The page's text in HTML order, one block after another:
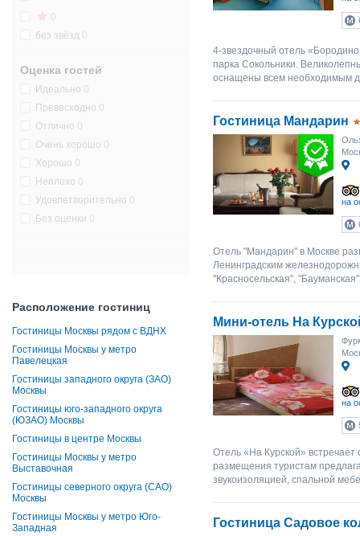
0
без звёзд 0
Оценка гостей
Идеально 0
Превосходно 0
Отлично 0
Очень хорошо 0
Хорошо 0
Неплохо 0
Удовлетворительно 0
Без оценки 0
Расположение гостиниц
Гостиницы Москвы рядом с ВДНХ
Гостиницы Москвы у метро
Павелецкая
Гостиницы западного округа (ЗАО)
Москвы
Гостиницы юго-западного округа
(ЮЗАО) Москвы
Гостиницы в центре Москвы
Гостиницы Москвы у метро
Выставочная
Гостиницы северного округа (САО)
Москвы
Гостиницы Москвы у метро Юго-
Западная
4-звездочный отель
парка Сокольники.
оснащены всем необходимым
Гостиница Мандарин
на
Отель "Мандарин" в Москве
Ленинградским
"Красносельская",
Мини-отель На
на
Отель «На Курской» встречает
размещения туристам
звукоизоляцией, спальной
Гостиница Садовое